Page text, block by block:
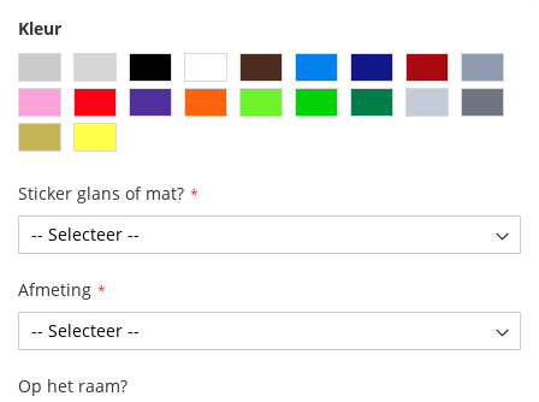
Kleur
Sticker glans of mat?
Afmeting
Op het raam?